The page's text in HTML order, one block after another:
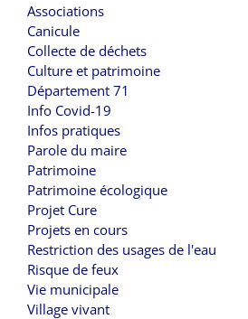
Associations
Canicule
Collecte de déchets
Culture et patrimoine
Département 71
Info Covid-19
Infos pratiques
Parole du maire
Patrimoine
Patrimoine écologique
Projet Cure
Projets en cours
Restriction des usages de l'eau
Risque de feux
Vie municipale
Village vivant